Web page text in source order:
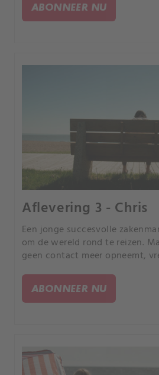
ABONNEER NU
Aflevering 3 - Chris
Een jonge succesvolle
om de wereld rond te reizen.
geen contact meer opneemt,
ABONNEER NU